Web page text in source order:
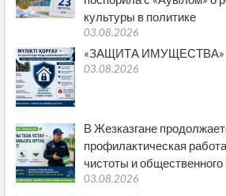
культуры в политике
03.08.2026
«ЗАЩИТА ИМУЩЕСТВА»
03.08.2026
В Жезказгане
профилактическая
чистоты и общественного
03.08.2026